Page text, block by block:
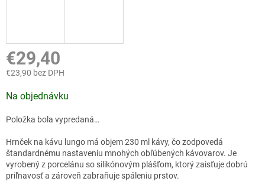
€29,40
€23,90 bez DPH
cena:
Na objednávku
Položka bola vypredaná…
Hrnček na kávu lungo má objem 230 ml kávy, čo zodpovedá
štandardnému nastaveniu mnohých obľúbených kávovarov. Je
vyrobený z porcelánu so silikónovým plášťom, ktorý zaisťuje dobrú
priľnavosť a zároveň zabraňuje spáleniu prstov.